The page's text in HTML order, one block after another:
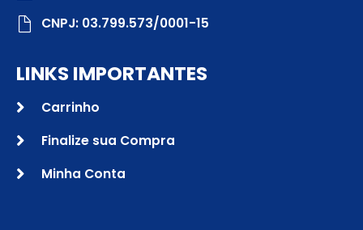
CNPJ: 03.799.573/0001-15
LINKS IMPORTANTES
Carrinho
Finalize sua Compra
Minha Conta